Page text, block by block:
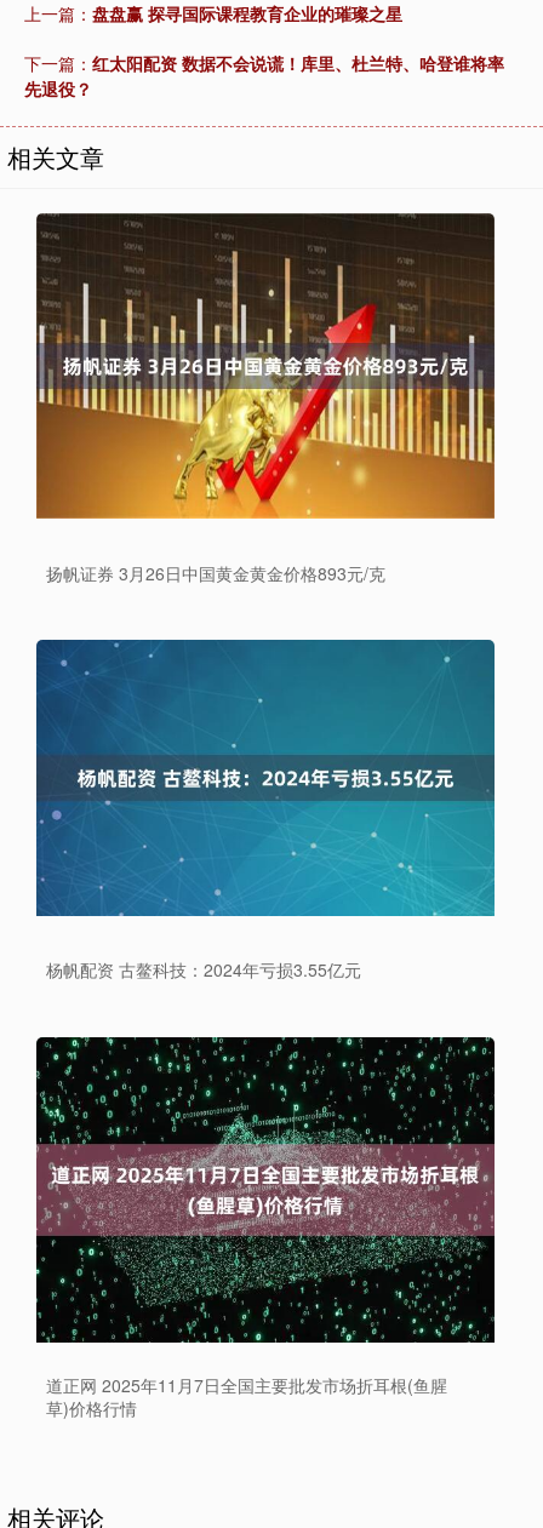
上一篇： 盘盘赢 探寻国际课程教育企业的璀璨之星
下一篇： 红太阳配资 数据不会说谎！库里、杜兰特、哈登谁将率
先退役？
相关文章
扬帆证券 3月26日中国黄金黄金价格893元/克
杨帆配资 古鳌科技：2024年亏损3.55亿元
道正网 2025年11月7日全国主要批发市场折耳根(鱼腥
草)价格行情
相关评论